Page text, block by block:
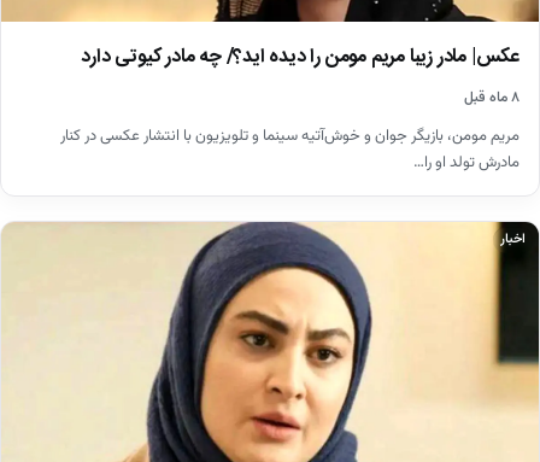
عکس| مادر زیبا مریم مومن را دیده اید؟/ چه مادر کیوتی دارد
۸ ماه قبل
مریم مومن، بازیگر جوان و خوش‌آتیه سینما و تلویزیون با انتشار عکسی در کنار
مادرش تولد او را…
اخبار